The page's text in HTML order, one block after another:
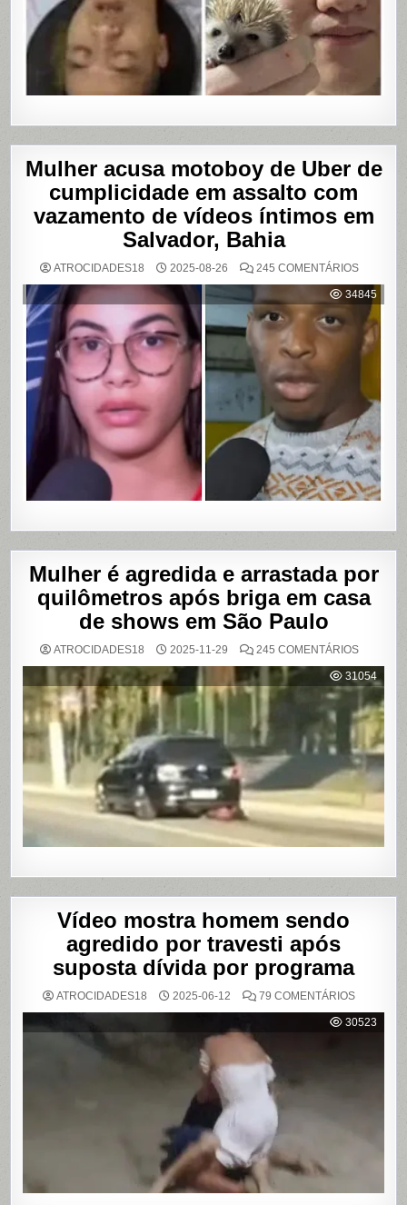
Mulher acusa motoboy de Uber de
cumplicidade em assalto com
vazamento de vídeos íntimos em
Salvador, Bahia
ATROCIDADES18 2025-08-26 245 COMENTÁRIOSEM
ACUSA
DE
UBER
DE
EM
DE
VÍDEOS
ÍNTIMOS
EM
BAHIA
34845
Mulher é agredida e arrastada por
quilômetros após briga em casa
de shows em São Paulo
ATROCIDADES18 2025-11-29 245 COMENTÁRIOSEM
É
E
POR
APÓS
BRIGA
EM
CASA
SHOWS
SÃO
PAULO
31054
Vídeo mostra homem sendo
agredido por travesti após
suposta dívida por programa
ATROCIDADES18 2025-06-12 79 COMENTÁRIOSEM
MOSTRA
HOMEM
30523